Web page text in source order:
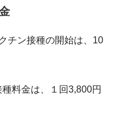
チン接種の開始は、10
料金は、１回3,800円